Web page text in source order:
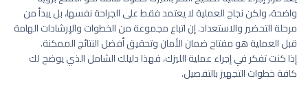
واضحة، ولكن نجاح العملية لا يعتمد فقط على الجراحة نفسها، بل يبدأ من
مرحلة التحضير والاستعداد. إن اتباع مجموعة من الخطوات والإرشادات الهامة
قبل العملية هو مفتاح ضمان الأمان وتحقيق أفضل النتائج الممكنة.
إذا كنت تفكر في إجراء عملية الليزك، فهذا دليلك الشامل الذي يوضح لك
كافة خطوات التجهيز بالتفصيل.